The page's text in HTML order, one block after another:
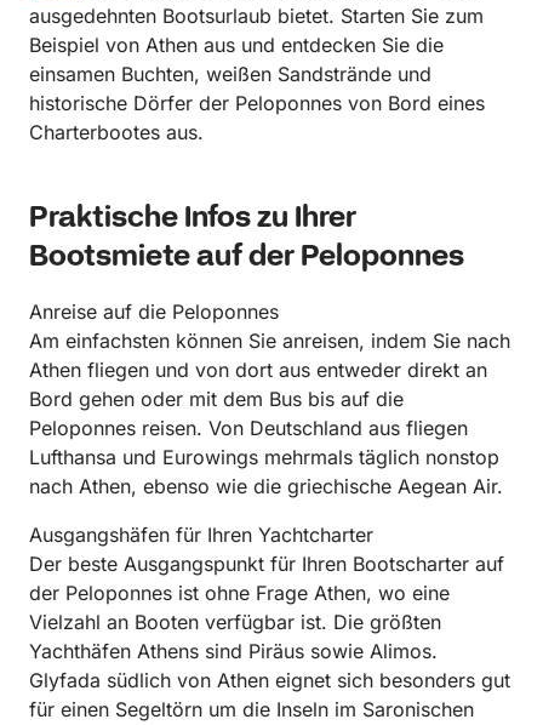
ausgedehnten Bootsurlaub bietet. Starten Sie zum
Beispiel von Athen aus und entdecken Sie die
einsamen Buchten, weißen Sandstrände und
historische Dörfer der Peloponnes von Bord eines
Charterbootes aus.
Praktische Infos zu Ihrer
Bootsmiete auf der Peloponnes
Anreise auf die Peloponnes
Am einfachsten können Sie anreisen, indem Sie nach
Athen fliegen und von dort aus entweder direkt an
Bord gehen oder mit dem Bus bis auf die
Peloponnes reisen. Von Deutschland aus fliegen
Lufthansa und Eurowings mehrmals täglich nonstop
nach Athen, ebenso wie die griechische Aegean Air.
Ausgangshäfen für Ihren Yachtcharter
Der beste Ausgangspunkt für Ihren Bootscharter auf
der Peloponnes ist ohne Frage Athen, wo eine
Vielzahl an Booten verfügbar ist. Die größten
Yachthäfen Athens sind Piräus sowie Alimos.
Glyfada südlich von Athen eignet sich besonders gut
für einen Segeltörn um die Inseln im Saronischen